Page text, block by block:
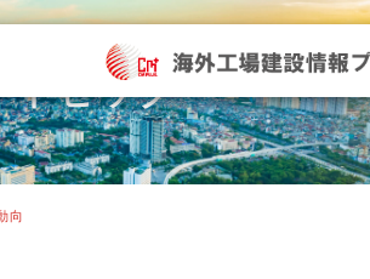
トピック
向